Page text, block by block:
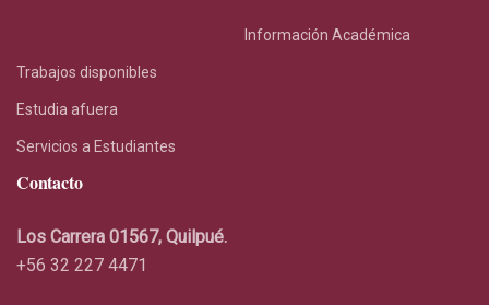
Información Académica
Trabajos disponibles
Estudia afuera
Servicios a Estudiantes
Contacto
Los Carrera 01567, Quilpué.
+56 32 227 4471